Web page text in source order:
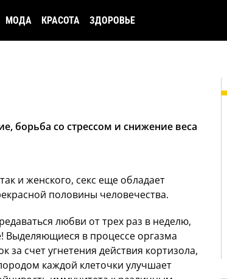
МОДА КРАСОТА ЗДОРОВЬЕ
борьба со стрессом и снижение веса
и женского, секс еще обладает
половины человечества.
любви от трех раз в неделю,
в процессе оргазма
счет угнетения действия кортизола,
каждой клеточки улучшает